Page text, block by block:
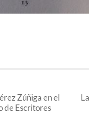
Zúñiga en el
de Escritores